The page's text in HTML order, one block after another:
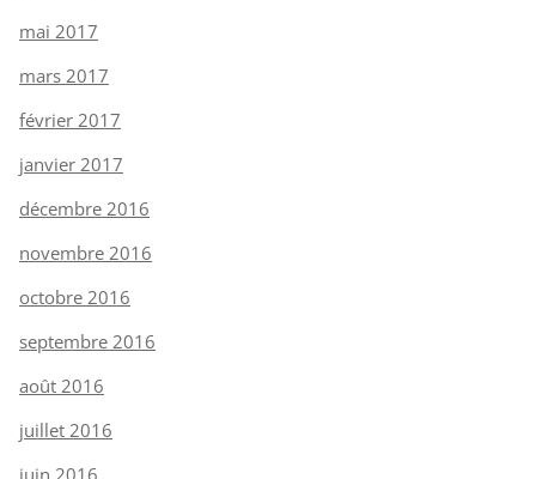
mai 2017
mars 2017
février 2017
janvier 2017
décembre 2016
novembre 2016
octobre 2016
septembre 2016
août 2016
juillet 2016
juin 2016